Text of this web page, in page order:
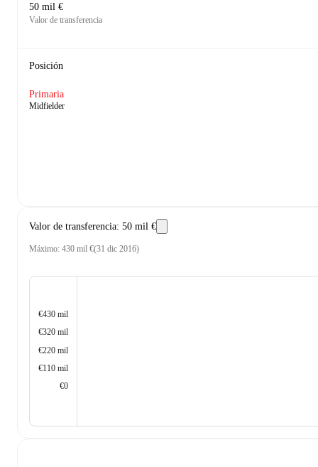
50 mil €
Valor de transferencia
Posición
Primaria
Midfielder
Valor de transferencia: 50 mil €
Máximo: 430 mil €(31 dic 2016)
€430 mil
€320 mil
€220 mil
€110 mil
€0